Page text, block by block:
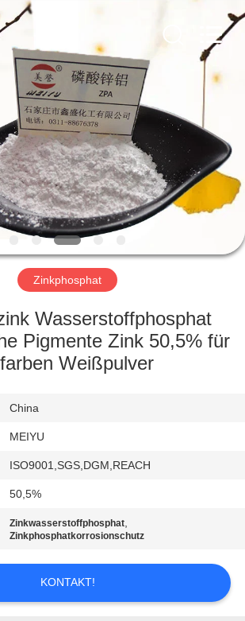
Zinkphosphat
Wasserstoffphosphat
Pigmente Zink 50,5% für
Weißpulver
China
MEIYU
ISO9001,SGS,DGM,REACH
50,5%
Zinkwasserstoffphosphat,
Zinkphosphatkorrosionschutz
KONTAKT!